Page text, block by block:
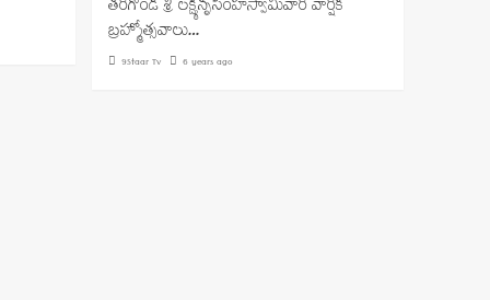
తరిగొండ శ్రీ లక్ష్మీనృసింహస్వామివారి వార్షిక
బ్రహ్మోత్సవాలు…
9Staar Tv 6 years ago